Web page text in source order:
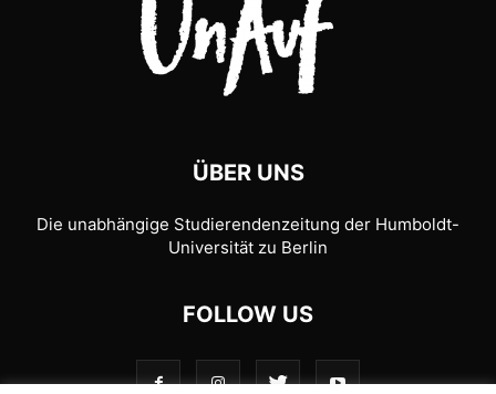
ÜBER UNS
Die unabhängige Studierendenzeitung der Humboldt-
Universität zu Berlin
FOLLOW US